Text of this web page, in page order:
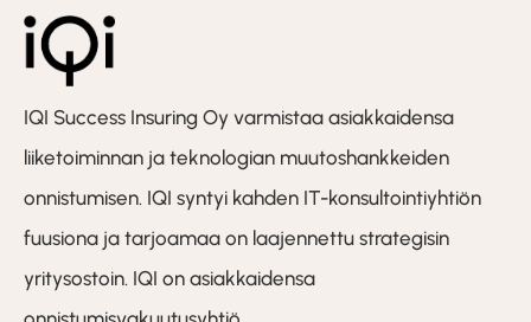
IQI Success Insuring Oy varmistaa asiakkaidensa
liiketoiminnan ja teknologian muutoshankkeiden
onnistumisen. IQI syntyi kahden IT-konsultointiyhtiön
fuusiona ja tarjoamaa on laajennettu strategisin
yritysostoin. IQI on asiakkaidensa